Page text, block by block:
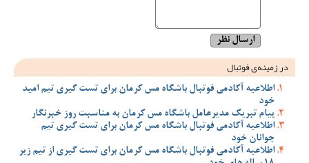
در زمینه‌ی فوتبال
اطلاعیه آکادمی فوتبال باشگاه مس کرمان برای تست گیری تیم امید
خود
پیام تبریک مدیرعامل باشگاه مس کرمان به مناسبت روز خبرنگار
اطلاعیه آکادمی فوتبال باشگاه مس کرمان برای تست گیری تیم
جوانان خود
اطلاعیه آکادمی فوتبال باشگاه مس کرمان برای تست گیری از تیم زیر